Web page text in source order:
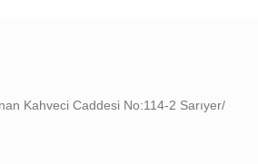
Kahveci Caddesi No:114-2 Sarıyer/